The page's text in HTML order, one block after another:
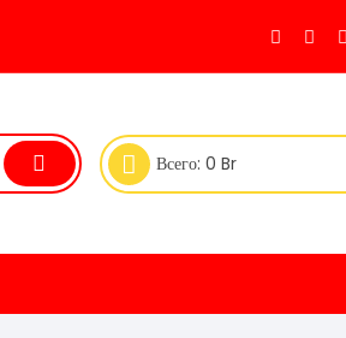
Всего: 0 Br